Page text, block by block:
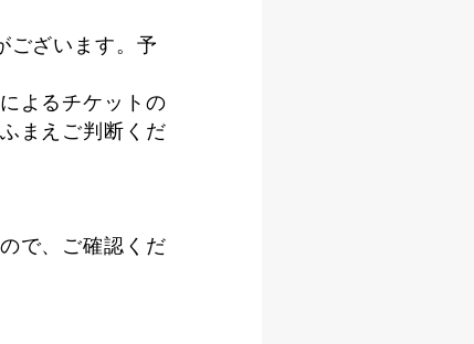
ございます。予
よるチケットの
まえご判断くだ
で、ご確認くだ